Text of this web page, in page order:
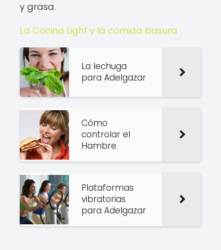
y grasa.
La Cocina Light y la comida basura
La lechuga
para Adelgazar
Cómo
controlar el
Hambre
Plataformas
vibratorias
para Adelgazar